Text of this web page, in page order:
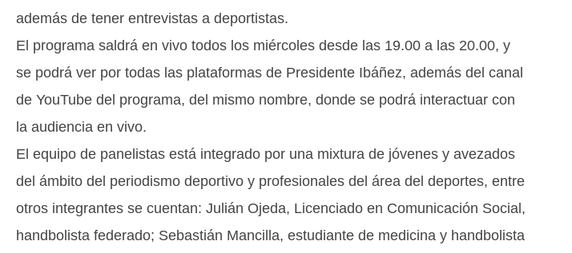
además de tener entrevistas a deportistas.
El programa saldrá en vivo todos los miércoles desde las 19.00 a las 20.00, y
se podrá ver por todas las plataformas de Presidente Ibáñez, además del canal
de YouTube del programa, del mismo nombre, donde se podrá interactuar con
la audiencia en vivo.
El equipo de panelistas está integrado por una mixtura de jóvenes y avezados
del ámbito del periodismo deportivo y profesionales del área del deportes, entre
otros integrantes se cuentan: Julián Ojeda, Licenciado en Comunicación Social,
handbolista federado; Sebastián Mancilla, estudiante de medicina y handbolista